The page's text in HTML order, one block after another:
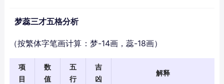
梦蕊三才五格分析
（按繁体字笔画计算：梦-14画，蕊-18画）
项
目
数
值
五
行
吉
凶
解释